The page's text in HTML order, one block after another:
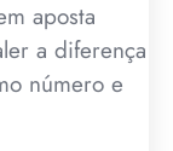
aposta
a diferença
número e